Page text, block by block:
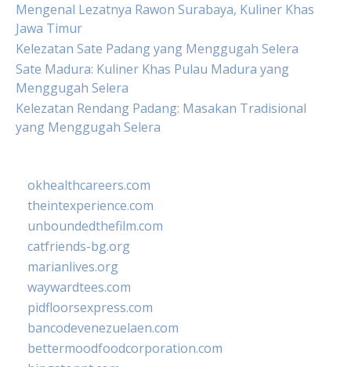
Mengenal Lezatnya Rawon Surabaya, Kuliner Khas
Jawa Timur
Kelezatan Sate Padang yang Menggugah Selera
Sate Madura: Kuliner Khas Pulau Madura yang
Menggugah Selera
Kelezatan Rendang Padang: Masakan Tradisional
yang Menggugah Selera
okhealthcareers.com
theintexperience.com
unboundedthefilm.com
catfriends-bg.org
marianlives.org
waywardtees.com
pidfloorsexpress.com
bancodevenezuelaen.com
bettermoodfoodcorporation.com